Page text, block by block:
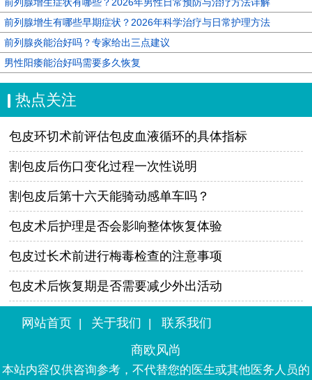
前列腺增生有哪些早期症状？2026年科学治疗与日常护理方法
前列腺炎能治好吗？专家给出三点建议
男性阳痿能治好吗需要多久恢复
热点关注
包皮环切术前评估包皮血液循环的具体指标
割包皮后伤口变化过程一次性说明
割包皮后第十六天能骑动感单车吗？
包皮术后护理是否会影响整体恢复体验
包皮过长术前进行梅毒检查的注意事项
包皮术后恢复期是否需要减少外出活动
网站首页 | 关于我们 |
联系我们
商欧风尚
本站内容仅供咨询参考，不代替您的医生或其他医务人员的